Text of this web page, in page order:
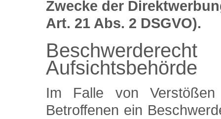
Zwecke der
Art. 21 Abs. 2 DSGVO).
Aufsichtsbehörde
Im Falle von
Betroffenen ein